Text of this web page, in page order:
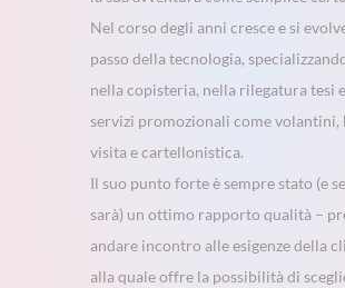
Nel corso degli anni cresce e si
passo della tecnologia,
nella copisteria, nella rilegatura tesi
servizi promozionali come volantini,
visita e cartellonistica.
Il suo punto forte è sempre stato (e
sarà) un ottimo rapporto qualità –
andare incontro alle esigenze della
alla quale offre la possibilità di